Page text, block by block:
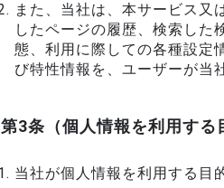
また、当社は、本サービス又
したページの履歴、検索した
態、利用に際しての各種設定
び特性情報を、ユーザーが当
第3条（個人情報を利用する
当社が個人情報を利用する目